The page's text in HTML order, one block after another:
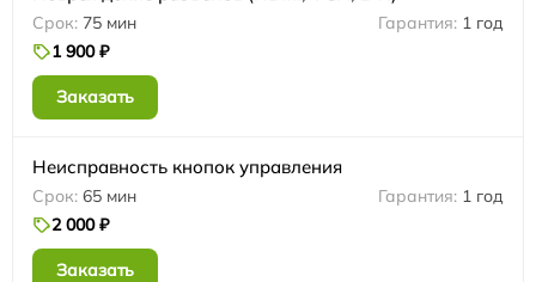
75 мин
1 год
1 900 ₽
Заказать
Неисправность кнопок управления
65 мин
1 год
2 000 ₽
Заказать